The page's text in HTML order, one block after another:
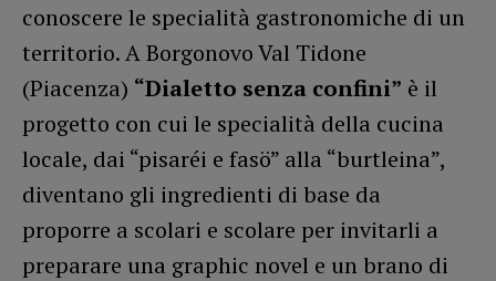
conoscere le specialità gastronomiche di un
territorio. A Borgonovo Val Tidone
(Piacenza) “Dialetto senza confini” è il
progetto con cui le specialità della cucina
locale, dai “pisaréi e fasö” alla “burtleina”,
diventano gli ingredienti di base da
proporre a scolari e scolare per invitarli a
preparare una graphic novel e un brano di